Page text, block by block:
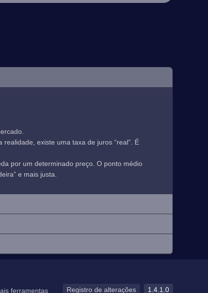
existe uma taxa de juros “real”. É
por um determinado preço. O ponto médio
e mais justa.
ferramentas Registro de alterações 1.4.1.0